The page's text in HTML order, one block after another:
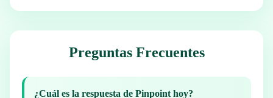
Preguntas Frecuentes
¿Cuál es la respuesta de Pinpoint hoy?